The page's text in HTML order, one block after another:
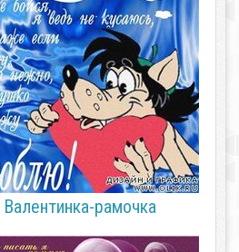
Валентинка-рамочка